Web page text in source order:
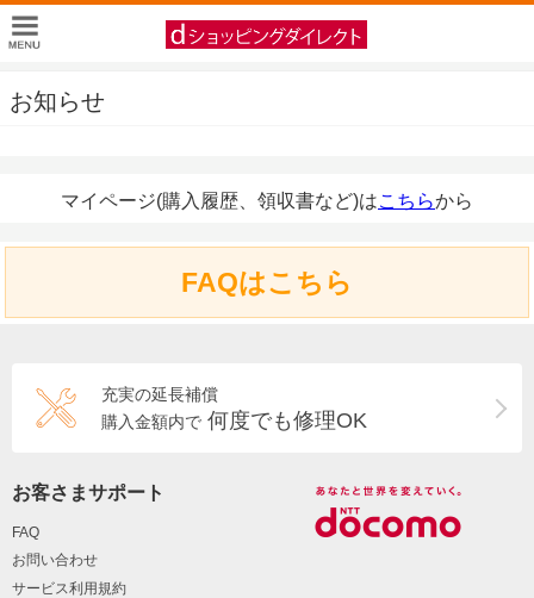
お知らせ
マイページ(購入履歴、領収書など)はこちらから
FAQはこちら
充実の延長補償
購入金額内で 何度でも修理OK
お客さまサポート
FAQ
お問い合わせ
サービス利用規約